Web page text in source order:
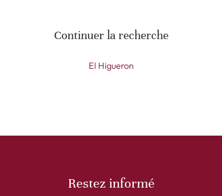
Continuer la recherche
El Higueron
Restez informé